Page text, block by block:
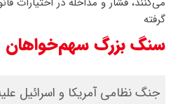
گرفته
سنگ بزرگ سهم‌خواهان
جنگ نظامی آمریکا و اسرائیل